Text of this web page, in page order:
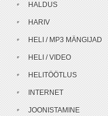
HALDUS
HARIV
HELI / MP3 MÄNGIJAD
HELI / VIDEO
HELITÖÖTLUS
INTERNET
JOONISTAMINE